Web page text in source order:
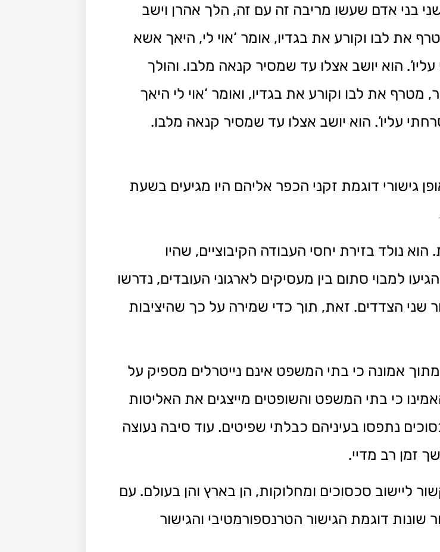
בני אדם שעשו מריבה זה עם זה, הלך אהרן וישב
את לבו וקורע את בגדיו, אומר ‘אוי לי, היאך אשא
הוא יושב אצלו עד שמסיר קנאה מלבו. והולך
את לבו וקורע את בגדיו, ואומר ‘אוי לי היאך
עליו’. הוא יושב אצלו עד שמסיר קנאה מלבו.
גישורי דוגמת זקני הכפר אליהם היו מגיעים בשעת
נולד בזירת יחסי העבודה הקיבוציים, שהיו
נוצרו מחלוקות שהגיעו למבוי סתום בין מעסיקים לארגוני העובדים, נדרשו
שני הצדדים. זאת, תוך כדי שמירה על כך שהיציבות
אמונה כי בתי המשפט אינם נייטרלים מספיק על
כי בתי המשפט והשופטים מייצגים את האליטות
נתפסו בעיניהם כבלתי שפיטים. עוד סיבה נעוצה
זמן רב מדיי.
סכסוכים ומחלוקות, הן בארץ והן בעולם. עם
דוגמת הגישור הטרנספורמטיבי והגישור